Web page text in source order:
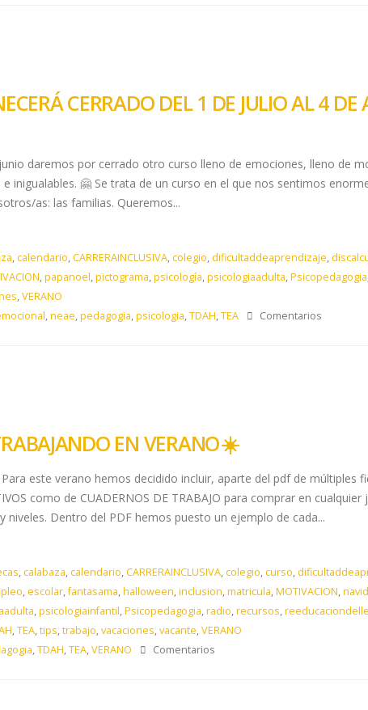
CERRADO DEL 1 DE JULIO AL 4 DE
daremos por cerrado otro curso lleno de emociones, lleno de
e inigualables. 🤗 Se trata de un curso en el que nos sentimos
as: las familias. Queremos...
,calendario,CARRERAINCLUSIVA,colegio, dificultaddeaprendizaje,
,papanoel,pictograma,psicología,psicologiaadulta,Psicopedagogia
,VERANO
,neae,pedagogia,psicologia,TDAH,TEA Comentarios
EN VERANO ☀️​
este verano hemos decidido incluir, aparte del pdf de
como de CUADERNOS DE TRABAJO para comprar en
niveles. Dentro del PDF hemos puesto un ejemplo de cada...
,calabaza,calendario,CARRERAINCLUSIVA,colegio,curso,
,escolar,fantasama,halloween,inclusion,matricula,MOTIVACION,
,psicologiainfantil,Psicopedagogia,radio,recursos,
,TEA,tips,trabajo,vacaciones,vacante,VERANO
,TDAH,TEA,VERANO Comentarios